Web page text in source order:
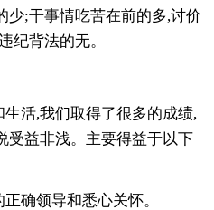
少;干事情吃苦在前的多,讨价
纪背法的无。
活,我们取得了很多的成绩,
受益非浅。主要得益于以下
确领导和悉心关怀。